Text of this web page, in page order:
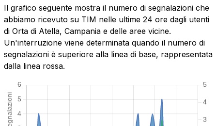
Il grafico seguente mostra il numero di segnalazioni che
abbiamo ricevuto su TIM nelle ultime 24 ore dagli utenti
di Orta di Atella, Campania e delle aree vicine.
Un'interruzione viene determinata quando il numero di
segnalazioni è superiore alla linea di base, rappresentata
dalla linea rossa.